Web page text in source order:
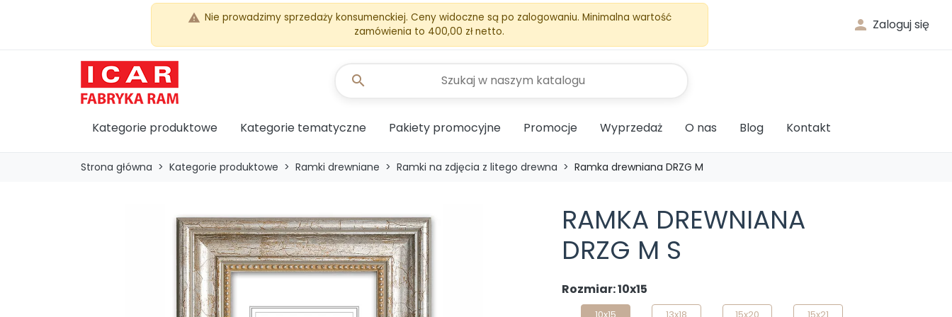
 Zaloguj się
warning Nie prowadzimy sprzedaży konsumenckiej. Ceny widoczne są po zalogowaniu. Minimalna wartość
zamówienia to 400,00 zł netto.
Kategorie produktowe Kategorie tematyczne Pakiety promocyjne Promocje Wyprzedaż O nas Blog Kontakt
search
Strona główna Kategorie produktowe Ramki drewniane Ramki na zdjęcia z litego drewna Ramka drewniana DRZG M
RAMKA DREWNIANA
DRZG M S
Rozmiar: 10x15